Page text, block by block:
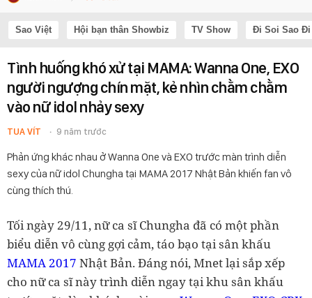
Sao Việt Hội bạn thân Showbiz TV Show Đi Soi Sao Đi
Tình huống khó xử tại MAMA: Wanna One, EXO
người ngượng chín mặt, kẻ nhìn chằm chằm
vào nữ idol nhảy sexy
TUA VÍT 9 năm trước
Phản ứng khác nhau ở Wanna One và EXO trước màn trình diễn
sexy của nữ idol Chungha tại MAMA 2017 Nhật Bản khiến fan vô
cùng thích thú.
Tối ngày 29/11, nữ ca sĩ Chungha đã có một phần
biểu diễn vô cùng gợi cảm, táo bạo tại sân khấu
MAMA 2017 Nhật Bản. Đáng nói, Mnet lại sắp xếp
cho nữ ca sĩ này trình diễn ngay tại khu sân khấu